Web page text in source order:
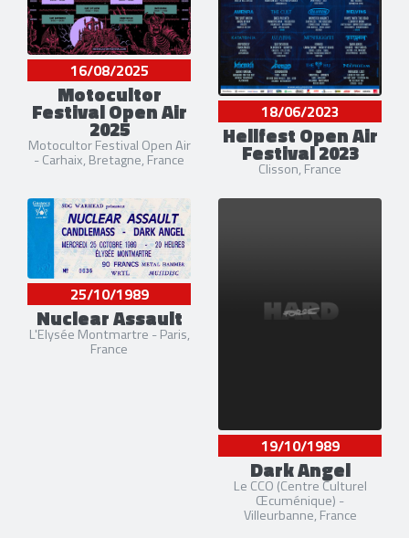
16/08/2025
Motocultor
Festival Open Air
2025
Motocultor Festival Open Air
- Carhaix, Bretagne, France
18/06/2023
Hellfest Open Air
Festival 2023
Clisson, France
25/10/1989
Nuclear Assault
L'Elysée Montmartre - Paris,
France
19/10/1989
Dark Angel
Le CCO (Centre Culturel
Œcuménique) -
Villeurbanne, France